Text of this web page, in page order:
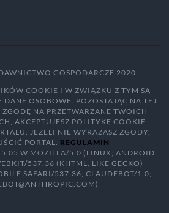
GOSPODARCZE 2020.
COOKIE I W ZWIĄZKU Z TYM SĄ
DANE OSOBOWE. POZOSTAJĄC NA TEJ
NA PRZETWARZANE TWOICH
AKCEPTUJESZ POLITYKĘ COOKIE
JEŻELI NIE WYRAŻASZ ZGODY,
PORTAL. REGULAMIN
W MOZILLA/5.0 (LINUX; ANDROID
537.36 (KHTML, LIKE GECKO)
SAFARI/537.36; CLAUDEBOT/1.0;